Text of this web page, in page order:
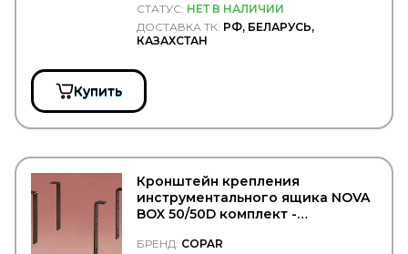
DTP (Diesel Truck Parts)
EATON
EBERSPACHER
EBS
EDCON
EDSCHA/SESAM
EGE FREN
Ege Rot
СТАТУС: НЕТ В НАЛИЧИИ
ДОСТАВКА ТК: РФ, БЕЛАРУСЬ,
КАЗАХСТАН
Купить
Кронштейн крепления
инструментального ящика NOVA
BOX 50/50D комплект -
БРЕНД: COPAR